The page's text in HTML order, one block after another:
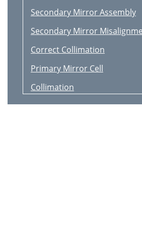
Secondary Mirror Assembly
Secondary Mirror
Correct Collimation
Primary Mirror Cell
Collimation
Primary Mirror Misalignment